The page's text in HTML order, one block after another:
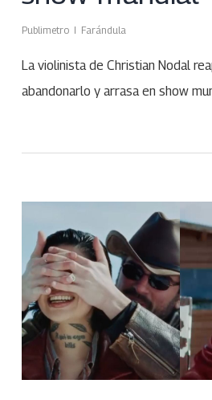
Publimetro Farándula
La violinista de Christian Nodal
abandonarlo y arrasa en show